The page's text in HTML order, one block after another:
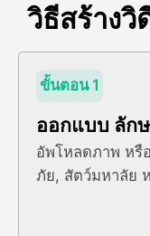
วิธีสร้างวิ
ขั้นตอน 1
ออกแบบ ลัก
อัพโหลดภาพ หรื
ภัย, สัตว์มหาลัย